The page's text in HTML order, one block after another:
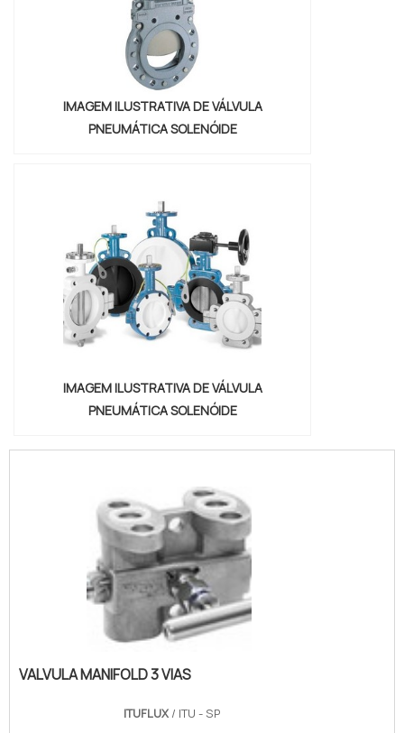
IMAGEM ILUSTRATIVA DE VÁLVULA
PNEUMÁTICA SOLENÓIDE
IMAGEM ILUSTRATIVA DE VÁLVULA
PNEUMÁTICA SOLENÓIDE
VALVULA MANIFOLD 3 VIAS
ITUFLUX / ITU - SP